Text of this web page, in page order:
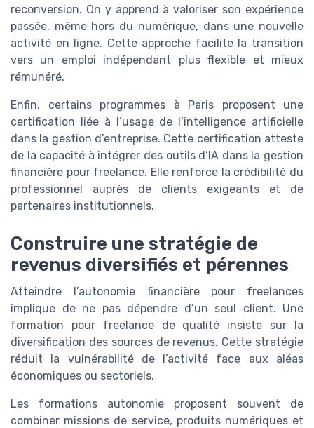
reconversion. On y apprend à valoriser son expérience
passée, même hors du numérique, dans une nouvelle
activité en ligne. Cette approche facilite la transition
vers un emploi indépendant plus flexible et mieux
rémunéré.
Enfin, certains programmes à Paris proposent une
certification liée à l’usage de l’intelligence artificielle
dans la gestion d’entreprise. Cette certification atteste
de la capacité à intégrer des outils d’IA dans la gestion
financière pour freelance. Elle renforce la crédibilité du
professionnel auprès de clients exigeants et de
partenaires institutionnels.
Construire une stratégie de
revenus diversifiés et pérennes
Atteindre l’autonomie financière pour freelances
implique de ne pas dépendre d’un seul client. Une
formation pour freelance de qualité insiste sur la
diversification des sources de revenus. Cette stratégie
réduit la vulnérabilité de l’activité face aux aléas
économiques ou sectoriels.
Les formations autonomie proposent souvent de
combiner missions de service, produits numériques et